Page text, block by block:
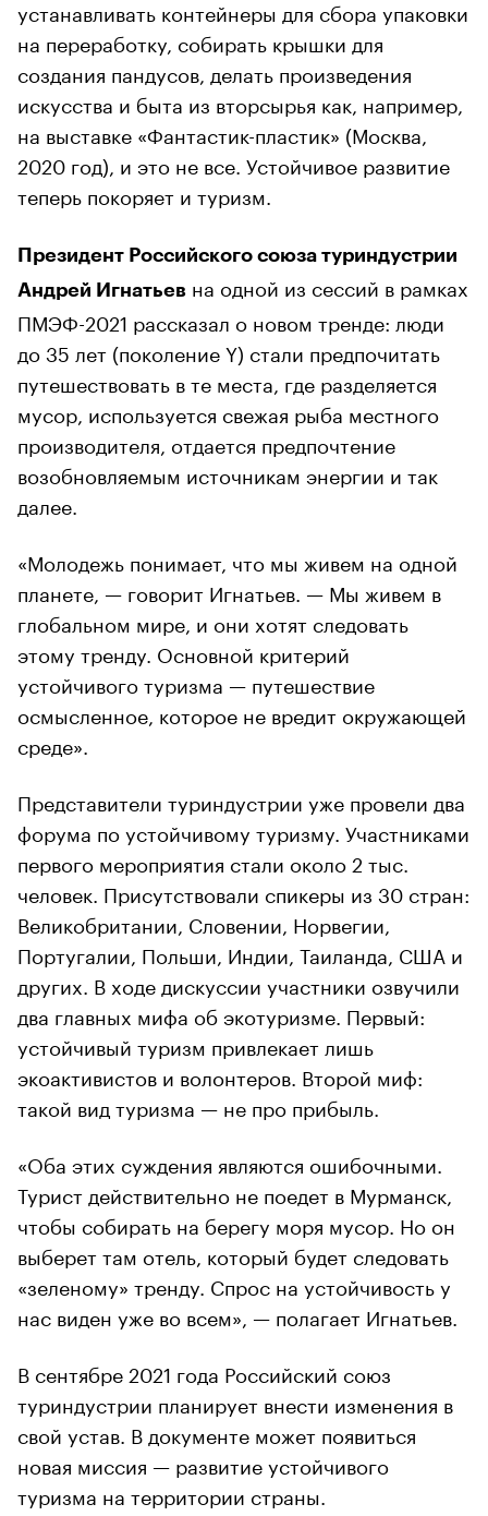
устанавливать контейнеры для сбора упаковки
на переработку, собирать крышки для
создания пандусов, делать произведения
искусства и быта из вторсырья как, например,
на выставке «Фантастик-пластик» (Москва,
2020 год), и это не все. Устойчивое развитие
теперь покоряет и туризм.
Президент Российского союза туриндустрии
Андрей Игнатьев на одной из сессий в рамках
ПМЭФ-2021 рассказал о новом тренде: люди
до 35 лет (поколение Y) стали предпочитать
путешествовать в те места, где разделяется
мусор, используется свежая рыба местного
производителя, отдается предпочтение
возобновляемым источникам энергии и так
далее.
«Молодежь понимает, что мы живем на одной
планете, — говорит Игнатьев. — Мы живем в
глобальном мире, и они хотят следовать
этому тренду. Основной критерий
устойчивого туризма — путешествие
осмысленное, которое не вредит окружающей
среде».
Представители туриндустрии уже провели два
форума по устойчивому туризму. Участниками
первого мероприятия стали около 2 тыс.
человек. Присутствовали спикеры из 30 стран:
Великобритании, Словении, Норвегии,
Португалии, Польши, Индии, Таиланда, США и
других. В ходе дискуссии участники озвучили
два главных мифа об экотуризме . Первый:
устойчивый туризм привлекает лишь
экоактивистов и волонтеров. Второй миф:
такой вид туризма — не про прибыль.
«Оба этих суждения являются ошибочными.
Турист действительно не поедет в Мурманск,
чтобы собирать на берегу моря мусор. Но он
выберет там отель, который будет следовать
«зеленому» тренду. Спрос на устойчивость у
нас виден уже во всем», — полагает Игнатьев.
В сентябре 2021 года Российский союз
туриндустрии планирует внести изменения в
свой устав. В документе может появиться
новая миссия — развитие устойчивого
туризма на территории страны.